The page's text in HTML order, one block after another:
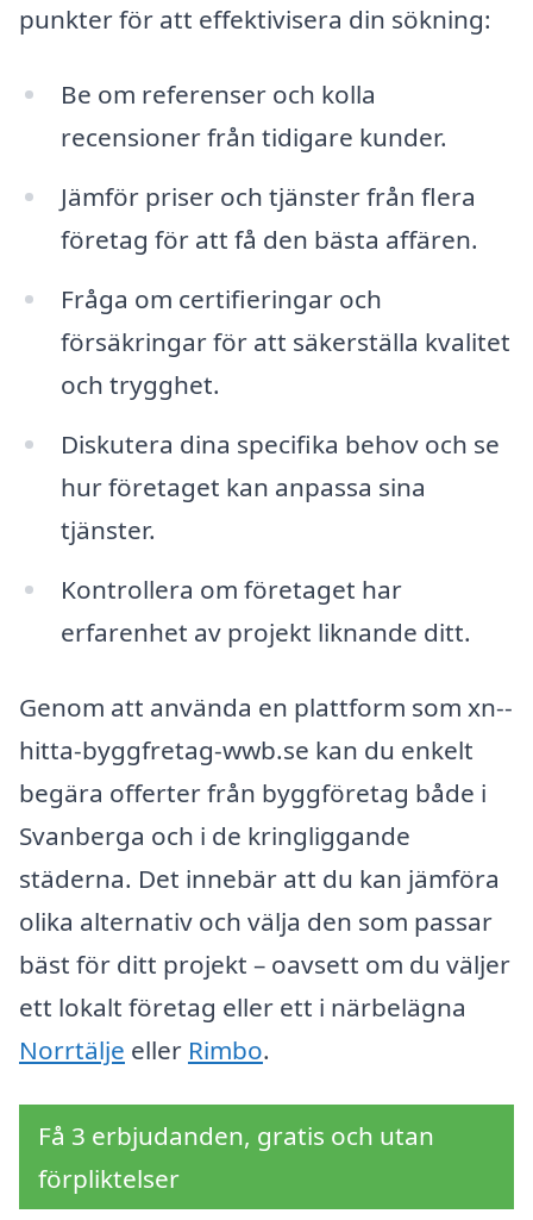
punkter för att effektivisera din sökning:
Be om referenser och kolla
recensioner från tidigare kunder.
Jämför priser och tjänster från flera
företag för att få den bästa affären.
Fråga om certifieringar och
försäkringar för att säkerställa kvalitet
och trygghet.
Diskutera dina specifika behov och se
hur företaget kan anpassa sina
tjänster.
Kontrollera om företaget har
erfarenhet av projekt liknande ditt.
Genom att använda en plattform som xn--
hitta-byggfretag-wwb.se kan du enkelt
begära offerter från byggföretag både i
Svanberga och i de kringliggande
städerna. Det innebär att du kan jämföra
olika alternativ och välja den som passar
bäst för ditt projekt – oavsett om du väljer
ett lokalt företag eller ett i närbelägna
Norrtälje eller Rimbo.
Få 3 erbjudanden, gratis och utan
förpliktelser